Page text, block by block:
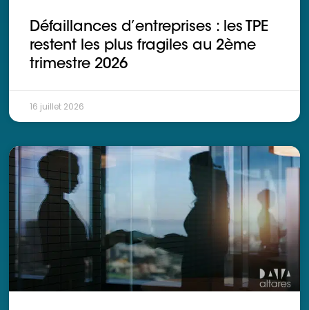
Ressources
Défaillances d’entreprises : les TPE
restent les plus fragiles au 2ème
trimestre 2026
16 juillet 2026